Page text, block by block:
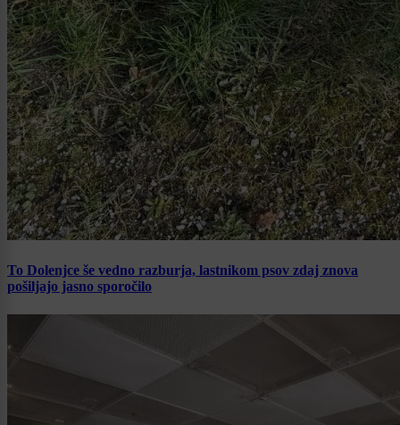
To Dolenjce še vedno razburja, lastnikom psov zdaj znova
pošiljajo jasno sporočilo